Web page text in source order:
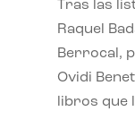
Tras las
Raquel
Berrocal,
Ovidi
libros que